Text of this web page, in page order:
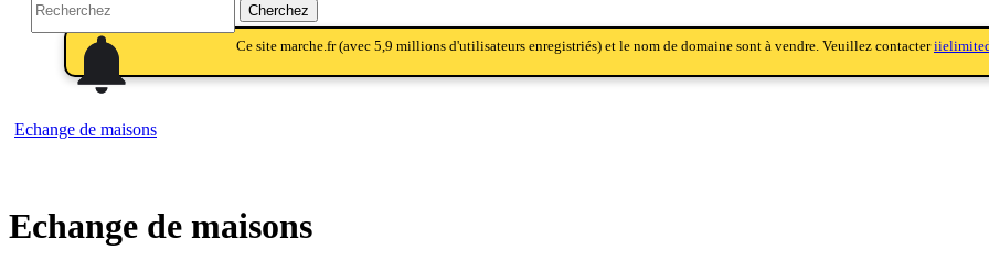
Cherchez
notifications
notifications Ce site marche.fr (avec 5,9 millions d'utilisateurs enregistriés) et le nom de domaine sont à vendre. Veuillez contacter
Echange de maisons
Echange de maisons